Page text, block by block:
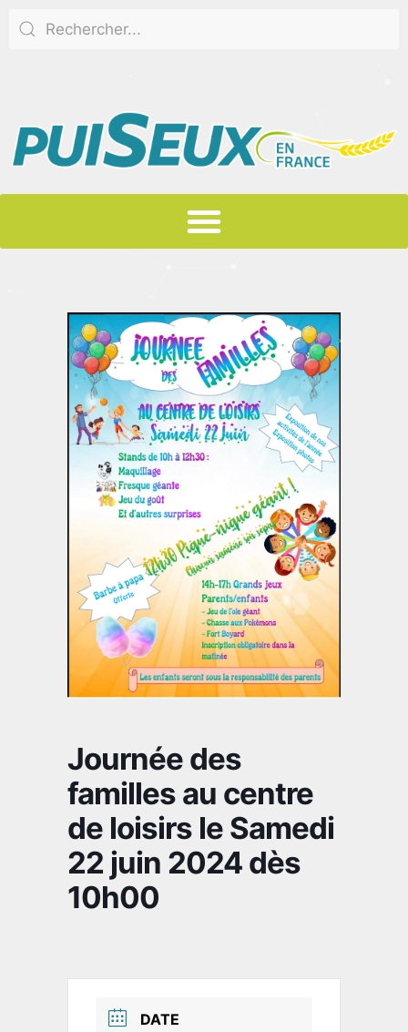
Journée des
familles au centre
de loisirs le Samedi
22 juin 2024 dès
10h00
DATE